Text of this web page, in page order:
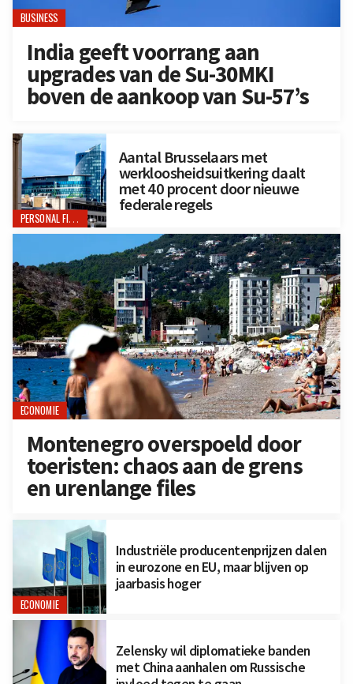
BUSINESS
India geeft voorrang aan
upgrades van de Su-30MKI
boven de aankoop van Su-57’s
PERSONAL FINANCE
Aantal Brusselaars met
werkloosheidsuitkering daalt
met 40 procent door nieuwe
federale regels
ECONOMIE
Montenegro overspoeld door
toeristen: chaos aan de grens
en urenlange files
ECONOMIE
Industriële producentenprijzen dalen
in eurozone en EU, maar blijven op
jaarbasis hoger
Zelensky wil diplomatieke banden
met China aanhalen om Russische